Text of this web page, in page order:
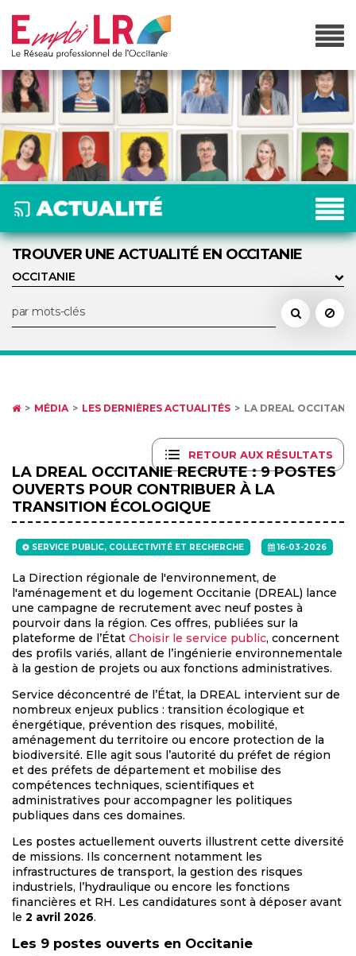
TROUVER UNE ACTUALITÉ EN OCCITANIE
MÉDIA LES DERNIÈRES ACTUALITÉS LA DREAL
RETOUR AUX RÉSULTATS
LA DREAL OCCITANIE RECRUTE : 9 POSTES
OUVERTS POUR CONTRIBUER À LA
TRANSITION ÉCOLOGIQUE
SERVICE PUBLIC, COLLECTIVITÉ ET RECHERCHE 16-03-2026
La Direction régionale de l'environnement, de
l'aménagement et du logement Occitanie (DREAL) lance
une campagne de recrutement avec neuf postes à
pourvoir dans la région. Ces offres, publiées sur la
plateforme de l’État Choisir le service public, concernent
des profils variés, allant de l’ingénierie environnementale
à la gestion de projets ou aux fonctions administratives.
Service déconcentré de l’État, la DREAL intervient sur de
nombreux enjeux publics : transition écologique et
énergétique, prévention des risques, mobilité,
aménagement du territoire ou encore protection de la
biodiversité. Elle agit sous l’autorité du préfet de région
et des préfets de département et mobilise des
compétences techniques, scientifiques et
administratives pour accompagner les politiques
publiques dans ces domaines.
Les postes actuellement ouverts illustrent cette diversité
de missions. Ils concernent notamment les
infrastructures de transport, la gestion des risques
industriels, l’hydraulique ou encore les fonctions
financières et RH. Les candidatures sont à déposer avant
le 2 avril 2026.
Les 9 postes ouverts en Occitanie